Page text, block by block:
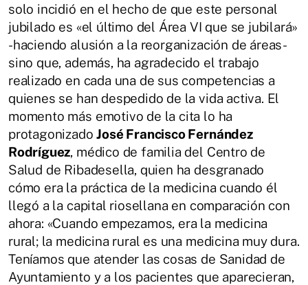
solo incidió en el hecho de que este personal
jubilado es «el último del Área VI que se jubilará»
-haciendo alusión a la reorganización de áreas-
sino que, además, ha agradecido el trabajo
realizado en cada una de sus competencias a
quienes se han despedido de la vida activa. El
momento más emotivo de la cita lo ha
protagonizadoJosé Francisco Fernández
Rodríguez, médico de familia del Centro de
Salud de Ribadesella, quien ha desgranado
cómo era la práctica de la medicina cuando él
llegó a la capital riosellana en comparación con
ahora: «Cuando empezamos, era la medicina
rural; la medicina rural es una medicina muy dura.
Teníamos que atender las cosas de Sanidad de
Ayuntamiento y a los pacientes que aparecieran,